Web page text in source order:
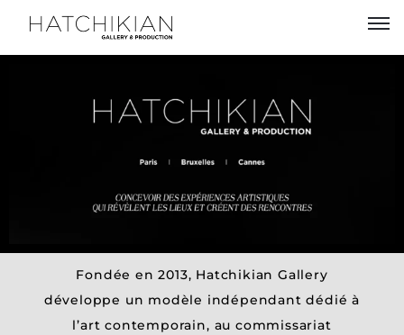
notre
Fondée en 2013, Hatchikian Gallery
développe un modèle indépendant dédié à
l’art contemporain, au commissariat